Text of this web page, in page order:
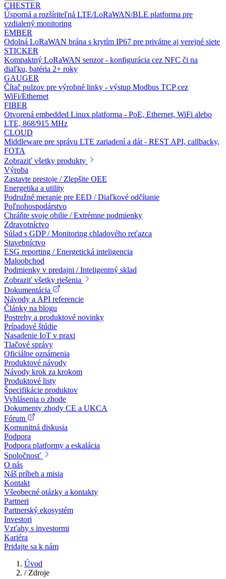
CHESTER
Úsporná a rozšíriteľná LTE/LoRaWAN/BLE platforma pre
vzdialený monitoring
EMBER
Odolná LoRaWAN brána s krytím IP67 pre privátne aj verejné siete
STICKER
Kompaktný LoRaWAN senzor - konfigurácia cez NFC či na
diaľku, batéria 2+ roky
GAUGER
Čítač pulzov pre výrobné linky - výstup Modbus TCP cez
WiFi/Ethernet
FIBER
Otvorená embedded Linux platforma - PoE, Ethernet, WiFi alebo
LTE, 868/915 MHz
CLOUD
Middleware pre správu LTE zariadení a dát - REST API, callbacky,
FOTA
Zobraziť všetky produkty
Výroba
Zastavte prestoje / Zlepšite OEE
Energetika a utility
Podružné meranie pre EED / Diaľkové odčítanie
Poľnohospodárstvo
Chráňte svoje obilie / Extrémne podmienky
Zdravotníctvo
Súlad s GDP / Monitoring chladového reťazca
Stavebníctvo
ESG reporting / Energetická inteligencia
Maloobchod
Podmienky v predajni / Inteligentný sklad
Zobraziť všetky riešenia
Dokumentácia
Návody a API referencie
Články na blogu
Postrehy a produktové novinky
Prípadové štúdie
Nasadenie IoT v praxi
Tlačové správy
Oficiálne oznámenia
Produktové návody
Návody krok za krokom
Produktové listy
Špecifikácie produktov
Vyhlásenia o zhode
Dokumenty zhody CE a UKCA
Fórum
Komunitná diskusia
Podpora
Podpora platformy a eskalácia
Spoločnosť
O nás
Náš príbeh a misia
Kontakt
Všeobecné otázky a kontakty
Partneri
Partnerský ekosystém
Investori
Vzťahy s investormi
Kariéra
Pridajte sa k nám
Úvod
/ Zdroje